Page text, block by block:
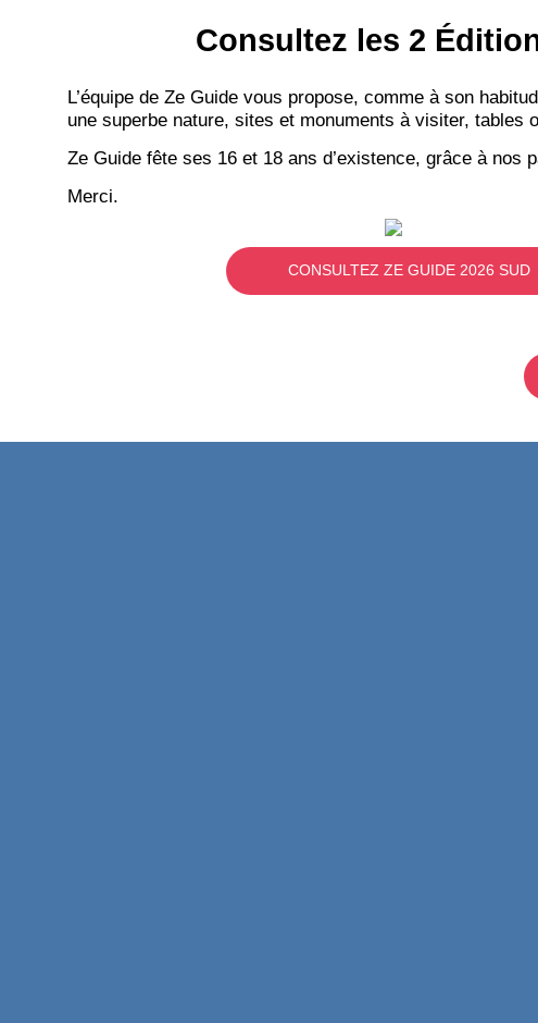
Consultez les 2
L’équipe de Ze Guide vous propose, comme à son
une superbe nature, sites et monuments à visiter, tables
Ze Guide fête ses 16 et 18 ans d’existence, grâce à nos
Merci.
CONSULTEZ ZE GUIDE 2026 SUD